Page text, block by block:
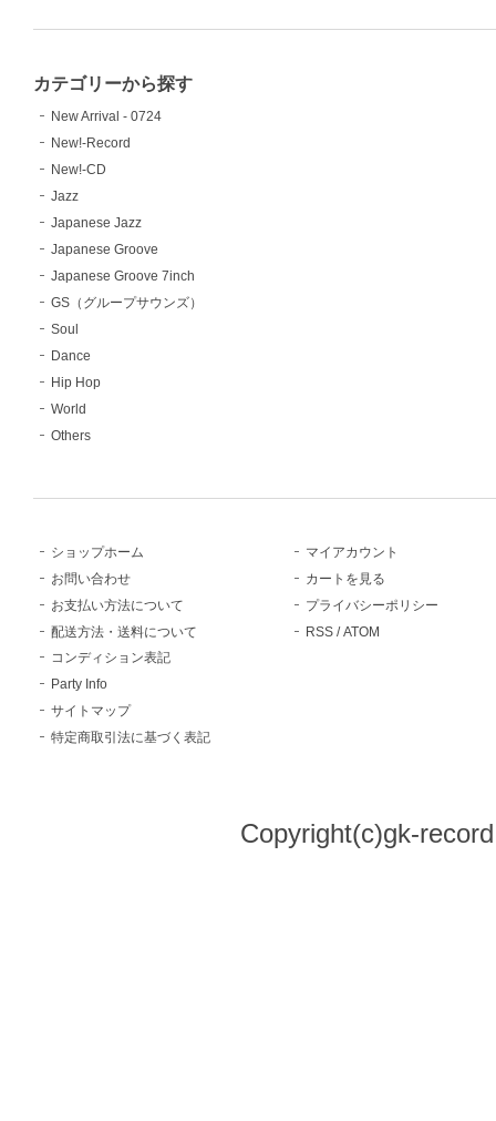
カテゴリーから探す
New Arrival - 0724
New!-Record
New!-CD
Jazz
Japanese Jazz
Japanese Groove
Japanese Groove 7inch
GS（グループサウンズ）
Soul
Dance
Hip Hop
World
Others
ショップホーム
お問い合わせ
お支払い方法について
配送方法・送料について
コンディション表記
Party Info
サイトマップ
特定商取引法に基づく表記
マイアカウント
カートを見る
プライバシーポリシー
RSS /ATOM
Copyright(c)gk-